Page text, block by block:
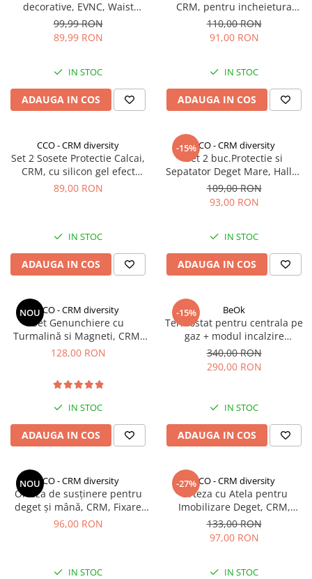
decorative, EVNC, Waist
Corset, negru
99,99 RON
89,99 RON
IN STOC
ADAUGA IN COS
CRM, pentru incheietura
mainii, protectie carpiana,
atenuarea durerii in entorsa,
elastice, unisex, negru
110,00 RON
91,00 RON
IN STOC
ADAUGA IN COS
CCO - CRM diversity
Set 2 Sosete Protectie Calcai,
CRM, cu silicon gel efect
hidratare, marime universala,
89,00 RON
IN STOC
ADAUGA IN COS
-15%CCO - CRM diversity
Set 2 buc.Protectie si
Sepatator Deget Mare, Hallux
Valgus, Corector Bunion, CRM,
silicon moale, respirabil,
elastic, unisex, marime
109,00 RON
93,00 RON
IN STOC
ADAUGA IN COS
NOUCCO - CRM diversity
Set Genunchiere cu
Turmalină si Magneti, CRM,
Ajustabil, Mărime Universală,
128,00 RON
IN STOC
ADAUGA IN COS
-15% BeOk
Termostat pentru centrala pe
gaz + modul incalzire
pardoseala BeOk TGM50-Wifi-
WPB
340,00 RON
290,00 RON
IN STOC
ADAUGA IN COS
NOUCCO - CRM diversity
Orteza de susținere pentru
deget și mână, CRM, Fixare
sigură, reglabila, negru
96,00 RON
IN STOC
-27%CCO - CRM diversity
Orteza cu Atela pentru
Imobilizare Deget, CRM,
Protectie si Suport, Reglabil,
Unisex, Albastru
133,00 RON
97,00 RON
IN STOC